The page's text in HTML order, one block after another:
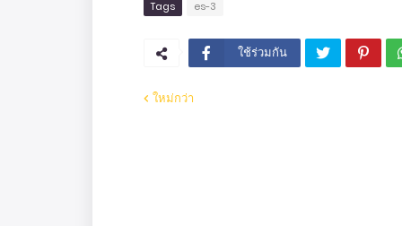
Tags es-3
ใช้ร่วมกัน
ใหม่กว่า